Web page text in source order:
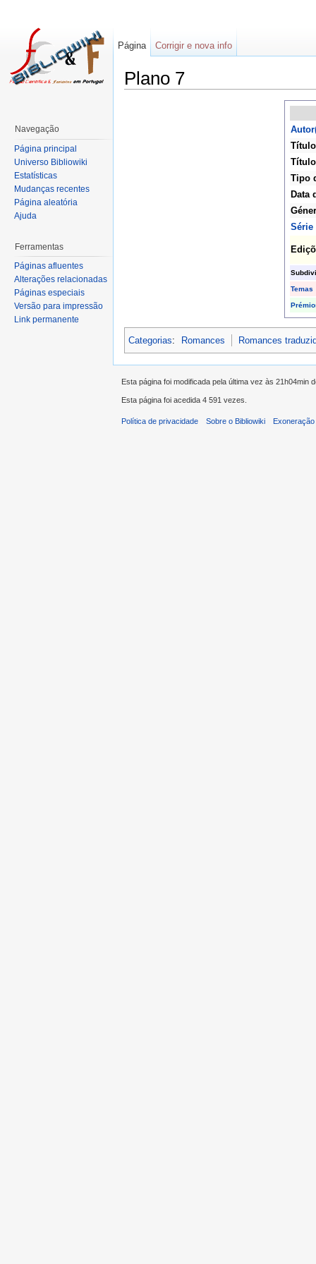
Plano 7
Tipo
Data
Série
Temas
Categorias: Romances Romances
Página Corrigir e nova info
Navegação
Página principal
Universo Bibliowiki
Estatísticas
Mudanças recentes
Página aleatória
Ajuda
Ferramentas
Páginas afluentes
Alterações relacionadas
Páginas especiais
Versão para impressão
Link permanente
Esta página foi modificada pela última vez às 21h04min
Esta página foi acedida 4 591 vezes.
Política de privacidade Sobre o Bibliowiki